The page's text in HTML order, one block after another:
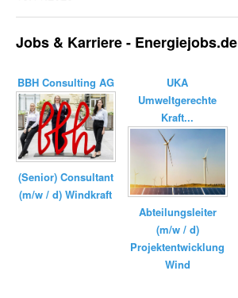
Jobs & Karriere - Energiejobs.de
BBH Consulting AG
(Senior) Consultant
(m/w / d) Windkraft
UKA
Umweltgerechte
Kraft...
Abteilungsleiter
(m/w / d)
Projektentwicklung
Wind